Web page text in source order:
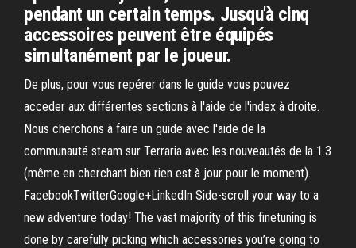
pendant un certain temps. Jusqu'à cinq
accessoires peuvent être équipés
simultanément par le joueur.
De plus, pour vous repérer dans le guide vous pouvez
acceder aux différentes sections à l'aide de l'index à droite.
Nous cherchons à faire un guide avec l'aide de la
communauté steam sur Terraria avec les nouveautés de la 1.3
(même en cherchant bien rien est à jour pour le moment).
FacebookTwitterGoogle+LinkedIn Side-scroll your way to a
new adventure today! The vast majority of this finetuning is
done by carefully picking which accessories you’re going to